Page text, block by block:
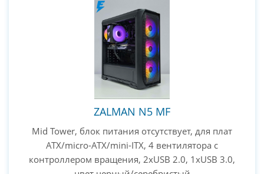
ZALMAN N5 MF
Mid Tower, блок питания отсутствует, для плат
ATX/micro-ATX/mini-ITX, 4 вентилятора с
контроллером вращения, 2xUSB 2.0, 1xUSB 3.0,